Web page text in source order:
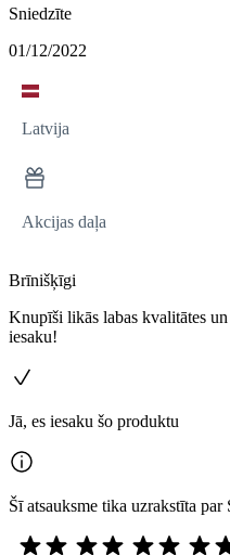
Sniedzīte
01/12/2022
Latvija
Akcijas daļa
Brīnišķīgi
Knupīši likās labas kvalitātes
iesaku!
Jā, es iesaku šo produktu
Šī atsauksme tika uzrakstīta